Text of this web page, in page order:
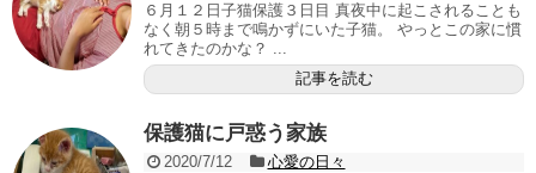
６月１２日子猫保護３日目 真夜中に起こされることも
なく朝５時まで鳴かずにいた子猫。 やっとこの家に慣
れてきたのかな？ ...
記事を読む
保護猫に戸惑う家族
2020/7/12
心愛の日々